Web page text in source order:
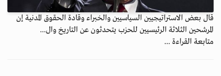
قال بعض الاستراتيجيين السياسيين والخبراء وقادة الحقوق المدنية إن
المرشحين الثلاثة الرئيسيين للحزب يتحدثون عن التاريخ وال...
متابعة القراءة ...